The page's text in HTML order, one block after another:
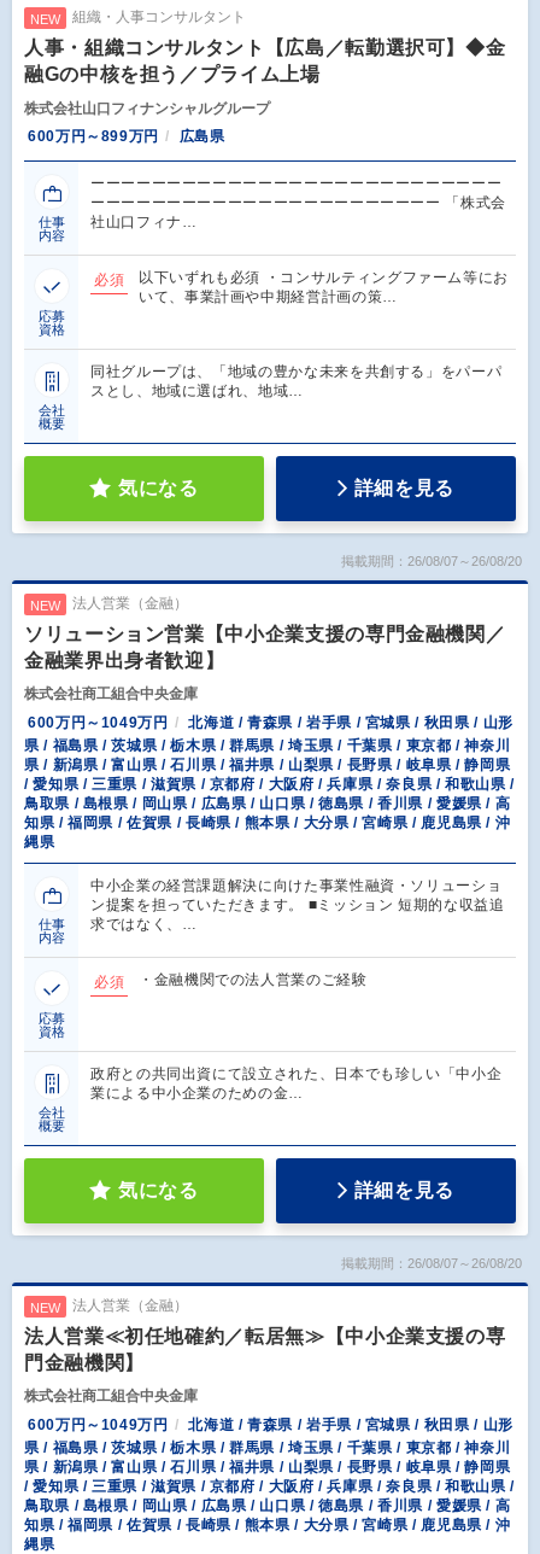
NEW 組織・人事コンサルタント
人事・組織コンサルタント【広島／転勤選択可】◆金
融Gの中核を担う／プライム上場
株式会社山口フィナンシャルグループ
600万円～899万円
広島県
仕事
内容
ーーーーーーーーーーーーーーーーーーーーーーーーーーー
ーーーーーーーーーーーーーーーーーーーーーーー 「株式会
社山口フィナ…
応募
資格
必須
以下いずれも必須 ・コンサルティングファーム等にお
いて、事業計画や中期経営計画の策…
会社
概要
同社グループは、「地域の豊かな未来を共創する」をパーパ
スとし、地域に選ばれ、地域…
気になる 詳細を見る
掲載期間：26/08/07～26/08/20
NEW 法人営業（金融）
ソリューション営業【中小企業支援の専門金融機関／
金融業界出身者歓迎】
株式会社商工組合中央金庫
600万円～1049万円
北海道 / 青森県 / 岩手県 / 宮城県 / 秋田県 / 山形
県 / 福島県 / 茨城県 / 栃木県 / 群馬県 / 埼玉県 / 千葉県 / 東京都 / 神奈川
県 / 新潟県 / 富山県 / 石川県 / 福井県 / 山梨県 / 長野県 / 岐阜県 / 静岡県
/ 愛知県 / 三重県 / 滋賀県 / 京都府 / 大阪府 / 兵庫県 / 奈良県 / 和歌山県 /
鳥取県 / 島根県 / 岡山県 / 広島県 / 山口県 / 徳島県 / 香川県 / 愛媛県 / 高
知県 / 福岡県 / 佐賀県 / 長崎県 / 熊本県 / 大分県 / 宮崎県 / 鹿児島県 / 沖
縄県
仕事
内容
中小企業の経営課題解決に向けた事業性融資・ソリューショ
ン提案を担っていただきます。 ■ミッション 短期的な収益追
求ではなく、…
応募
資格
必須 ・金融機関での法人営業のご経験
会社
概要
政府との共同出資にて設立された、日本でも珍しい「中小企
業による中小企業のための金…
気になる 詳細を見る
掲載期間：26/08/07～26/08/20
NEW 法人営業（金融）
法人営業≪初任地確約／転居無≫【中小企業支援の専
門金融機関】
株式会社商工組合中央金庫
600万円～1049万円
北海道 / 青森県 / 岩手県 / 宮城県 / 秋田県 / 山形
県 / 福島県 / 茨城県 / 栃木県 / 群馬県 / 埼玉県 / 千葉県 / 東京都 / 神奈川
県 / 新潟県 / 富山県 / 石川県 / 福井県 / 山梨県 / 長野県 / 岐阜県 / 静岡県
/ 愛知県 / 三重県 / 滋賀県 / 京都府 / 大阪府 / 兵庫県 / 奈良県 / 和歌山県 /
鳥取県 / 島根県 / 岡山県 / 広島県 / 山口県 / 徳島県 / 香川県 / 愛媛県 / 高
知県 / 福岡県 / 佐賀県 / 長崎県 / 熊本県 / 大分県 / 宮崎県 / 鹿児島県 / 沖
縄県